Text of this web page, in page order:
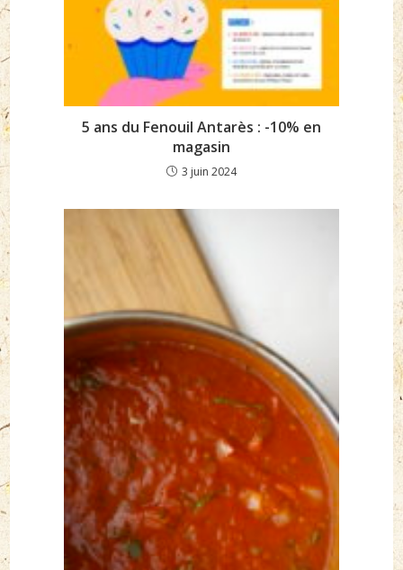
5 ans du Fenouil Antarès : -10% en
magasin
3 juin 2024